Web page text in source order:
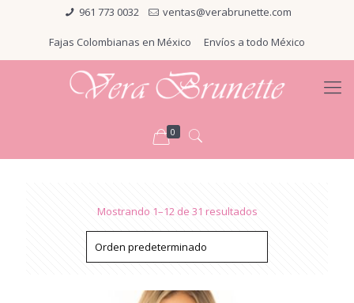
961 773 0032 ventas@verabrunette.com
Fajas Colombianas en México Envíos a todo México
0
Mostrando 1–12 de 31 resultados